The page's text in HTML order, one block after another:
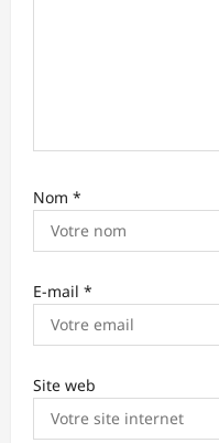
Nom *
E-mail *
Site web